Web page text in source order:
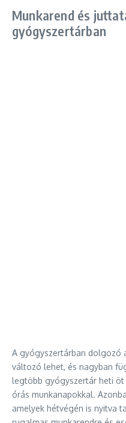
Munkarend és
gyógyszertárban
A gyógyszertárban dolgozó
változó lehet, és nagyban
legtöbb gyógyszertár heti öt
órás munkanapokkal.
amelyek hétvégén is nyitva